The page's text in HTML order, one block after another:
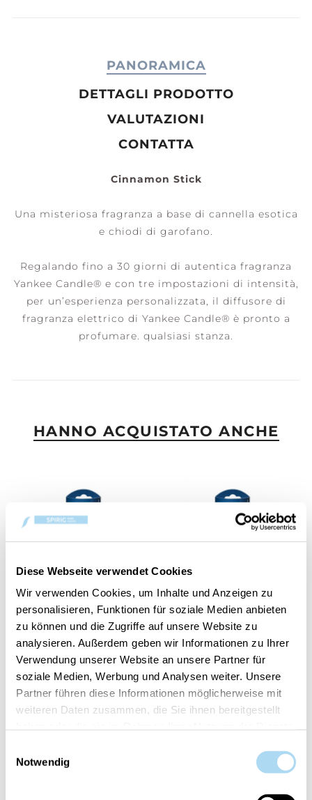
Diese Webseite verwendet Cookies
Wir verwenden Cookies, um Inhalte und Anzeigen zu
personalisieren, Funktionen für soziale Medien anbieten
zu können und die Zugriffe auf unsere Website zu
analysieren. Außerdem geben wir Informationen zu Ihrer
Verwendung unserer Website an unsere Partner für
soziale Medien, Werbung und Analysen weiter. Unsere
Partner führen diese Informationen möglicherweise mit
weiteren Daten zusammen, die Sie ihnen bereitgestellt
Notwendig
PANORAMICA
DETTAGLI PRODOTTO
VALUTAZIONI
CONTATTA
Cinnamon Stick
Una misteriosa fragranza a base di cannella esotica
e chiodi di garofano.
Regalando fino a 30 giorni di autentica fragranza
Yankee Candle® e con tre impostazioni di intensità,
per un’esperienza personalizzata, il diffusore di
fragranza elettrico di Yankee Candle® è pronto a
profumare. qualsiasi stanza.
HANNO ACQUISTATO ANCHE
Black Coconut Electric
Refills Set of 2
CHF 14.90
Black Cherry Electric
CHF 14.90